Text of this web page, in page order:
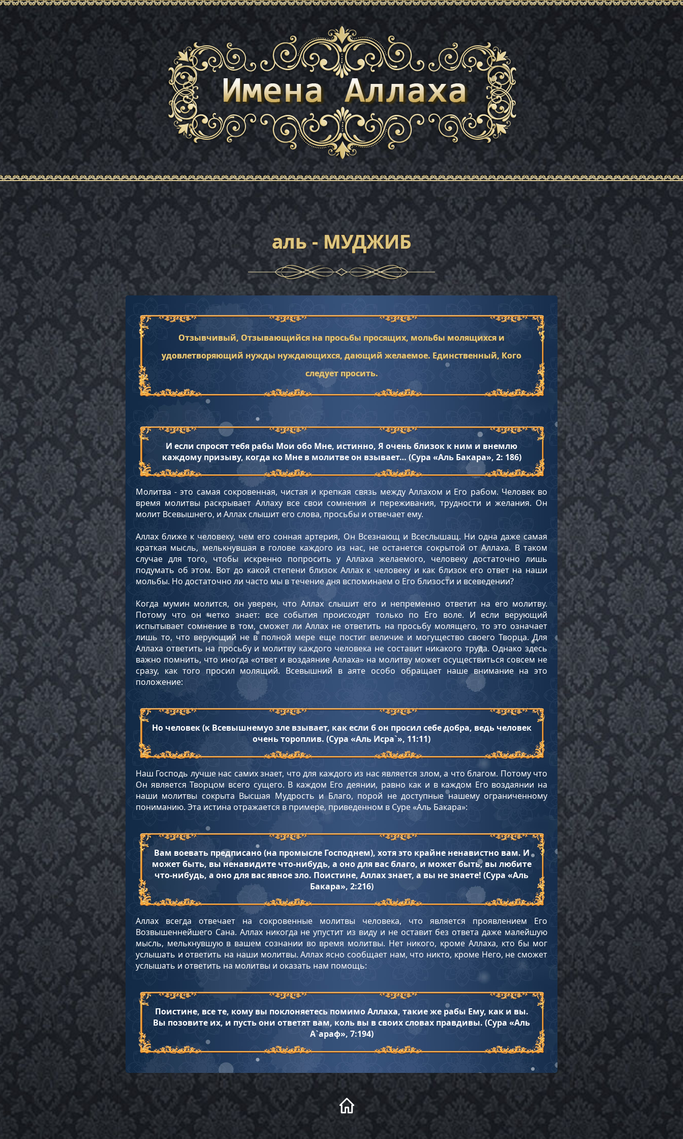
аль - МУДЖИБ
Отзывчивый, Отзывающийся на просьбы просящих, мольбы молящихся и
удовлетворяющий нужды нуждающихся, дающий желаемое. Единственный, Кого
следует просить.
И если спросят тебя рабы Мои обо Мне, истинно, Я очень близок к ним и внемлю
каждому призыву, когда ко Мне в молитве он взывает… (Сура «Аль Бакара», 2: 186)
Молитва - это самая сокровенная, чистая и крепкая связь между Аллахом и Его рабом. Человек во
время молитвы раскрывает Аллаху все свои сомнения и переживания, трудности и желания. Он
молит Всевышнего, и Аллах слышит его слова, просьбы и отвечает ему.
Аллах ближе к человеку, чем его сонная артерия, Он Всезнающ и Всеслышащ. Ни одна даже самая
краткая мысль, мелькнувшая в голове каждого из нас, не останется сокрытой от Аллаха. В таком
случае для того, чтобы искренно попросить у Аллаха желаемого, человеку достаточно лишь
подумать об этом. Вот до какой степени близок Аллах к человеку и как близок его ответ на наши
мольбы. Но достаточно ли часто мы в течение дня вспоминаем о Его близости и всеведении?
Когда мумин молится, он уверен, что Аллах слышит его и непременно ответит на его молитву.
Потому что он четко знает: все события происходят только по Его воле. И если верующий
испытывает сомнение в том, сможет ли Аллах не ответить на просьбу молящего, то это означает
лишь то, что верующий не в полной мере еще постиг величие и могущество своего Творца. Для
Аллаха ответить на просьбу и молитву каждого человека не составит никакого труда. Однако здесь
важно помнить, что иногда «ответ и воздаяние Аллаха» на молитву может осуществиться совсем не
сразу, как того просил молящий. Всевышний в аяте особо обращает наше внимание на это
положение:
Но человек (к Всевышнемуо зле взывает, как если б он просил себе добра, ведь человек
очень тороплив. (Сура «Аль Исра`», 11:11)
Наш Господь лучше нас самих знает, что для каждого из нас является злом, а что благом. Потому что
Он является Творцом всего сущего. В каждом Его деянии, равно как и в каждом Его воздаянии на
наши молитвы сокрыта Высшая Мудрость и Благо, порой не доступные нашему ограниченному
пониманию. Эта истина отражается в примере, приведенном в Суре «Аль Бакара»:
Вам воевать предписано (на промысле Господнем), хотя это крайне ненавистно вам. И
может быть, вы ненавидите что-нибудь, а оно для вас благо, и может быть, вы любите
что-нибудь, а оно для вас явное зло. Поистине, Аллах знает, а вы не знаете! (Сура «Аль
Бакара», 2:216)
Аллах всегда отвечает на сокровенные молитвы человека, что является проявлением Его
Возвышеннейшего Сана. Аллах никогда не упустит из виду и не оставит без ответа даже малейшую
мысль, мелькнувшую в вашем сознании во время молитвы. Нет никого, кроме Аллаха, кто бы мог
услышать и ответить на наши молитвы. Аллах ясно сообщает нам, что никто, кроме Него, не сможет
услышать и ответить на молитвы и оказать нам помощь:
Поистине, все те, кому вы поклоняетесь помимо Аллаха, такие же рабы Ему, как и вы.
Вы позовите их, и пусть они ответят вам, коль вы в своих словах правдивы. (Сура «Аль
А`араф», 7:194)